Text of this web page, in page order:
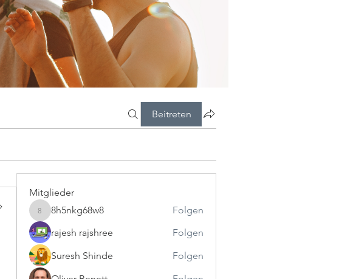
Beitreten
Mitglieder
8h5nkg68w8
8h5nkg68w8
Folgen
rajesh rajshree
Folgen
Suresh Shinde
Folgen